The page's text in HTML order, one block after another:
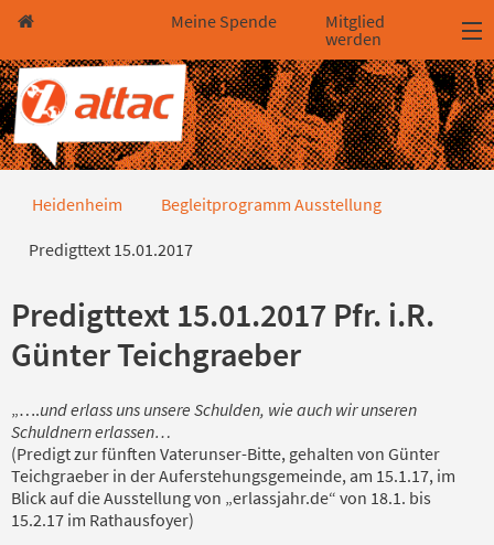
Direkt zum Hauptinhalt springen
Direkt zur Haupt-Navigation springen
Direkt zur Service-Navigation springen
Direkt zur Footer-Navigation springen
Direkt zum Footerinhalt springen
Meine Spende
Mitglied
werden
Predigttext 15.01.2017
Heidenheim Begleitprogramm Ausstellung
Predigttext 15.01.2017
Predigttext 15.01.2017 Pfr. i.R.
Günter Teichgraeber
„….und erlass uns unsere Schulden, wie auch wir unseren
Schuldnern erlassen…
(Predigt zur fünften Vaterunser-Bitte, gehalten von Günter
Teichgraeber in der Auferstehungsgemeinde, am 15.1.17, im
Blick auf die Ausstellung von „erlassjahr.de“ von 18.1. bis
15.2.17 im Rathausfoyer)